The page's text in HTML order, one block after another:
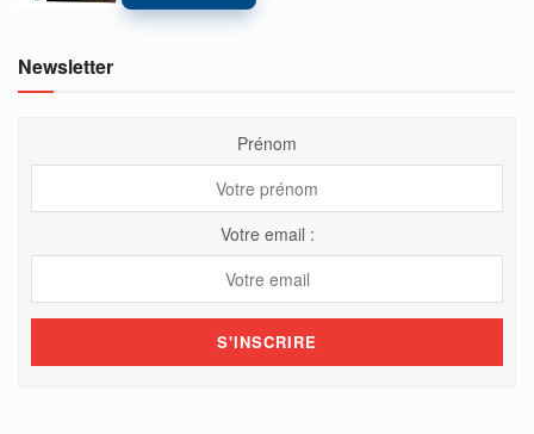
Newsletter
Prénom
Votre email :